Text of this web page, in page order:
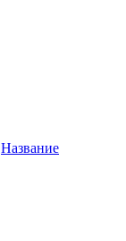
Название